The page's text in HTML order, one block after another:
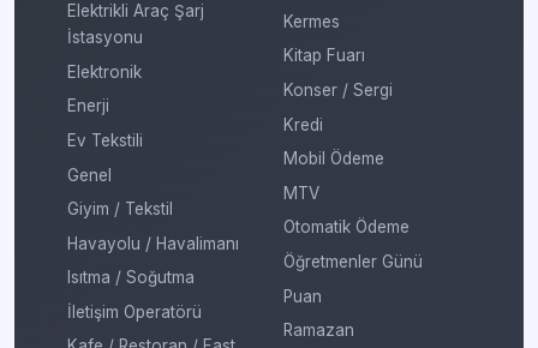
Elektrikli Araç Şarj
İstasyonu
Elektronik
Enerji
Ev Tekstili
Genel
Giyim / Tekstil
Havayolu / Havalimanı
Isıtma / Soğutma
İletişim Operatörü
Kermes
Kitap Fuarı
Konser / Sergi
Kredi
Mobil Ödeme
MTV
Otomatik Ödeme
Öğretmenler Günü
Puan
Ramazan